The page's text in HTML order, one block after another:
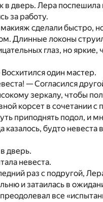
в дверь. Лера
за работу.
сделали быстро,
Длинные локоны
глаз, но
один мастер.
— Согласился
зеркалу, чтобы
корсет в сочетании
приподнять подол, и
будто невеста
дверь.
невеста.
раз с подругой,
и затаилась в
все